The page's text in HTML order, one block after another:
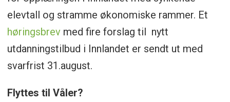
elevtall og stramme økonomiske rammer. Et
høringsbrevmed fire forslag til nytt
utdanningstilbud i Innlandet er sendt ut med
svarfrist 31.august.
Flyttes til Våler?